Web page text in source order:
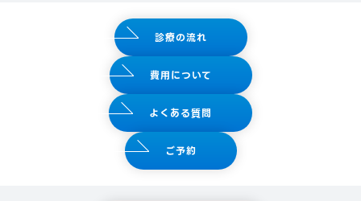
診療の流れ
費用について
よくある質問
ご予約